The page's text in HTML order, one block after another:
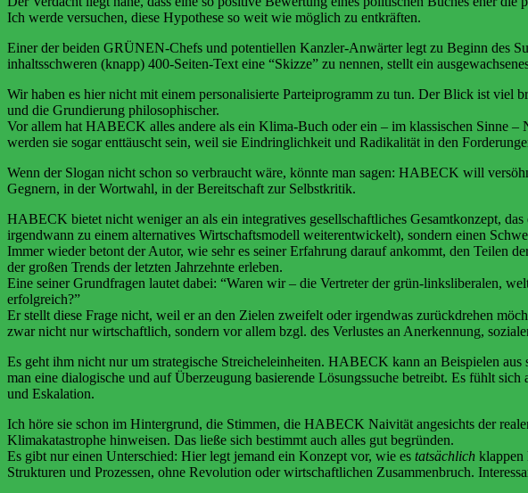
Ich werde versuchen, diese Hypothese so weit wie möglich zu entkräften.
Einer der beiden GRÜNEN-Chefs und potentiellen Kanzler-Anwärter legt zu Beginn des
inhaltsschweren (knapp) 400-Seiten-Text eine “Skizze” zu nennen, stellt ein
Wir haben es hier nicht mit einem personalisierte Parteiprogramm zu tun. Der Blick ist viel
und die Grundierung philosophischer.
Vor allem hat HABECK alles andere als ein Klima-Buch oder ein – im klassischen Sinne
werden sie sogar enttäuscht sein, weil sie Eindringlichkeit und Radikalität in den
Wenn der Slogan nicht schon so verbraucht wäre, könnte man sagen: HABECK will
Gegnern, in der Wortwahl, in der Bereitschaft zur Selbstkritik.
HABECK bietet nicht weniger an als ein integratives gesellschaftliches Gesamtkonzept,
irgendwann zu einem alternatives Wirtschaftsmodell weiterentwickelt), sondern einen
Immer wieder betont der Autor, wie sehr es seiner Erfahrung darauf ankommt, den Teilen
der großen Trends der letzten Jahrzehnte erleben.
Eine seiner Grundfragen lautet dabei: “Waren wir – die Vertreter der grün-linksliberalen,
erfolgreich?”
Er stellt diese Frage nicht, weil er an den Zielen zweifelt oder irgendwas zurückdrehen
zwar nicht nur wirtschaftlich, sondern vor allem bzgl. des Verlustes an Anerkennung,
Es geht ihm nicht nur um strategische Streicheleinheiten. HABECK kann an Beispielen
man eine dialogische und auf Überzeugung basierende Lösungssuche betreibt. Es fühlt
und Eskalation.
Ich höre sie schon im Hintergrund, die Stimmen, die HABECK Naivität angesichts der
Klimakatastrophe hinweisen. Das ließe sich bestimmt auch alles gut begründen.
Es gibt nur einen Unterschied: Hier legt jemand ein Konzept vor, wie es tatsächlich klappen
Strukturen und Prozessen, ohne Revolution oder wirtschaftlichen Zusammenbruch.